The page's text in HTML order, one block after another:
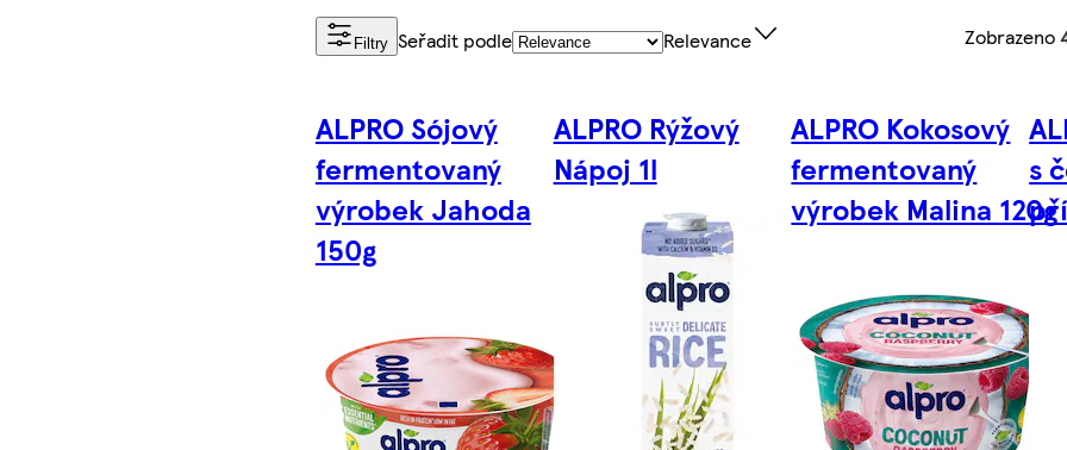
Filtry Seřadit podle Relevance Zobrazeno
ALPRO Sójový
fermentovaný
výrobek Jahoda
150g
ALPRO Rýžový
Nápoj 1l
ALPRO Kokosový
fermentovaný
výrobek Malina 120g
s